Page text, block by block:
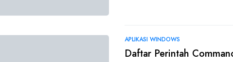
APLIKASI WINDOWS
Daftar Perintah